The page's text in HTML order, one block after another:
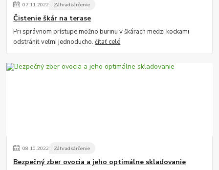
07.11.2022 Záhradkárčenie
Čistenie škár na terase
Pri správnom prístupe možno burinu v škárach medzi kockami
odstrániť veľmi jednoducho.čítať celé
08.10.2022 Záhradkárčenie
Bezpečný zber ovocia a jeho optimálne skladovanie